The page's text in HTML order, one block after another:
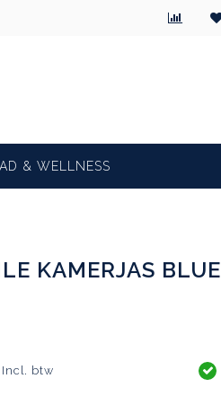
& WELLNESS
KAMERJAS BLUE
Incl. btw